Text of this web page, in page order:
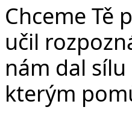
Chceme Tě
učil
nám dal
kterým